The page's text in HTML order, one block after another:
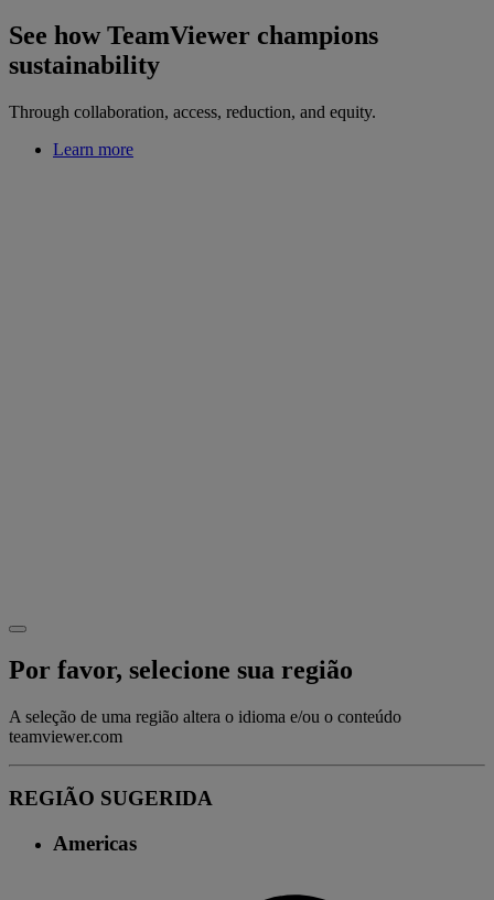
See how TeamViewer champions
sustainability
Through collaboration, access, reduction, and equity.
Learn more
Por favor, selecione sua região
A seleção de uma região altera o idioma e/ou o conteúdo
teamviewer.com
REGIÃO SUGERIDA
Americas